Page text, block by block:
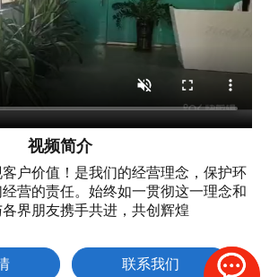
视频简介
户价值！是我们的经营理念，保护环
营的责任。始终如一贯彻这一理念和
界朋友携手共进，共创辉煌
联系我们